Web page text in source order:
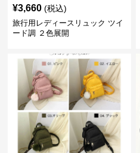
¥3,660 (税込)
旅行用レディースリュック ツイ
ード調 ２色展開